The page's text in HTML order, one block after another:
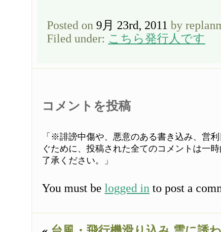
Posted on 9月 23rd, 2011 by
Filed under: こちら発行人です
コメントを投稿
「※誹謗中傷や、悪意のある書き込み、営
ぐために、投稿された全てのコメントは一
了承ください。」
You must be logged in to post a